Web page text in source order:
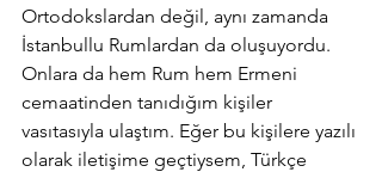
Ortodokslardan değil, aynı zamanda
İstanbullu Rumlardan da oluşuyordu.
Onlara da hem Rum hem Ermeni
cemaatinden tanıdığım kişiler
vasıtasıyla ulaştım. Eğer bu kişilere yazılı
olarak iletişime geçtiysem, Türkçe